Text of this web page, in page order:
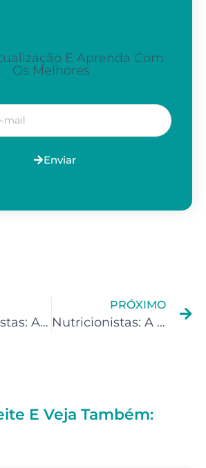
E Aprenda Com
Os Melhores
Enviar
Cardiologistas: A Receita Federal monitora suas redes sociais ?
PRÓXIMO
Nutricionistas: A Receita Federal monitora suas redes sociais ?
E Veja Também: